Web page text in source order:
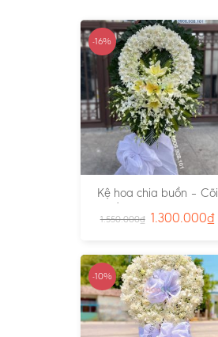
-16%
Kệ hoa chia buồn – Cõi
Trần Gian – Ms:4724
1.550.000₫ 1.300.000₫
-10%